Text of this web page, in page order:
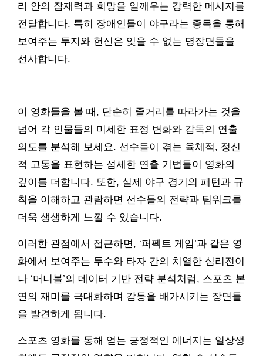
리 안의 잠재력과 희망을 일깨우는 강력한 메시지를
전달합니다. 특히 장애인들이 야구라는 종목을 통해
보여주는 투지와 헌신은 잊을 수 없는 명장면들을
선사합니다.
이 영화들을 볼 때, 단순히 줄거리를 따라가는 것을
넘어 각 인물들의 미세한 표정 변화와 감독의 연출
의도를 분석해 보세요. 선수들이 겪는 육체적, 정신
적 고통을 표현하는 섬세한 연출 기법들이 영화의
깊이를 더합니다. 또한, 실제 야구 경기의 패턴과 규
칙을 이해하고 관람하면 선수들의 전략과 팀워크를
더욱 생생하게 느낄 수 있습니다.
이러한 관점에서 접근하면, ‘퍼펙트 게임’과 같은 영
화에서 보여주는 투수와 타자 간의 치열한 심리전이
나 ‘머니볼’의 데이터 기반 전략 분석처럼, 스포츠 본
연의 재미를 극대화하며 감동을 배가시키는 장면들
을 발견하게 됩니다.
스포츠 영화를 통해 얻는 긍정적인 에너지는 일상생